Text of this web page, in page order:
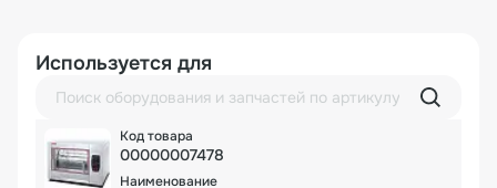
Используется для
00000007478